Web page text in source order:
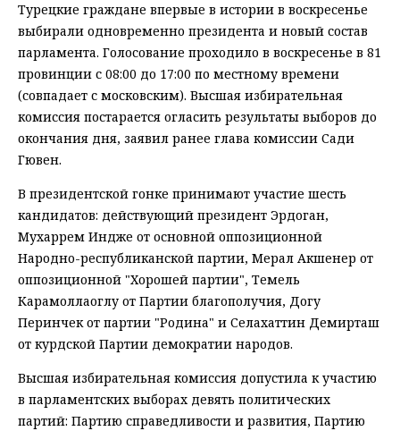
Турецкие граждане впервые в истории в воскресенье
выбирали одновременно президента и новый состав
парламента. Голосование проходило в воскресенье в 81
провинции с 08:00 до 17:00 по местному времени
(совпадает с московским). Высшая избирательная
комиссия постарается огласить результаты выборов до
окончания дня, заявил ранее глава комиссии Сади
Гювен.
В президентской гонке принимают участие шесть
кандидатов: действующий президент Эрдоган,
Мухаррем Индже от основной оппозиционной
Народно-республиканской партии, Мерал Акшенер от
оппозиционной "Хорошей партии", Темель
Карамоллаоглу от Партии благополучия, Догу
Перинчек от партии "Родина" и Селахаттин Демирташ
от курдской Партии демократии народов.
Высшая избирательная комиссия допустила к участию
в парламентских выборах девять политических
партий: Партию справедливости и развития, Партию